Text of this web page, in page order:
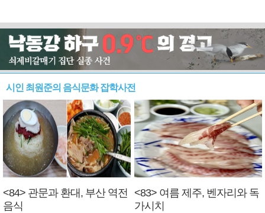
시인 최원준의 음식문화 잡학사전
<84> 관문과 환대, 부산 역전
음식
<83> 여름 제주, 벤자리와 독
가시치